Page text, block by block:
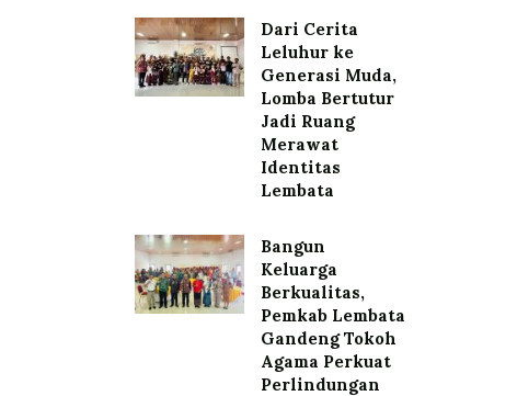
Dari Cerita
Leluhur ke
Generasi Muda,
Lomba Bertutur
Jadi Ruang
Merawat
Identitas
Lembata
Bangun
Keluarga
Berkualitas,
Pemkab Lembata
Gandeng Tokoh
Agama Perkuat
Perlindungan